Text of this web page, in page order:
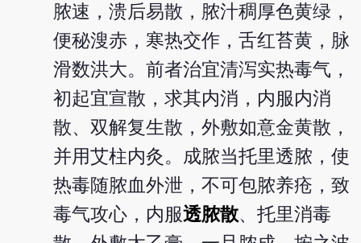
脓速，溃后易散，脓汁稠厚色黄绿，
便秘溲赤，寒热交作，舌红苔黄，脉
滑数洪大。前者治宜清泻实热毒气，
初起宜宣散，求其内消，内服内消
散、双解复生散，外敷如意金黄散，
并用艾柱内灸。成脓当托里透脓，使
热毒随脓血外泄，不可包脓养疮，致
毒气攻心，内服透脓散、托里消毒